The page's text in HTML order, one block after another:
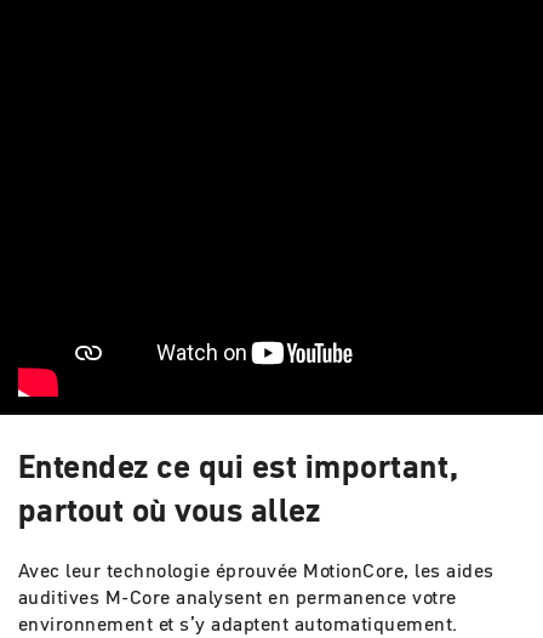
Entendez ce qui est important,
partout où vous allez
Avec leur technologie éprouvée MotionCore, les aides
auditives M-Core analysent en permanence votre
environnement et s’y adaptent automatiquement.